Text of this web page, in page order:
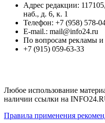
Адрес редакции:
наб., д. 6, к. 1
Телефон: +7 (958) 578-
E-mail.: mail@info24.ru
По вопросам рекламы и
+7 (915) 059-63-33
Любое использование
наличии ссылки на
Правила применения